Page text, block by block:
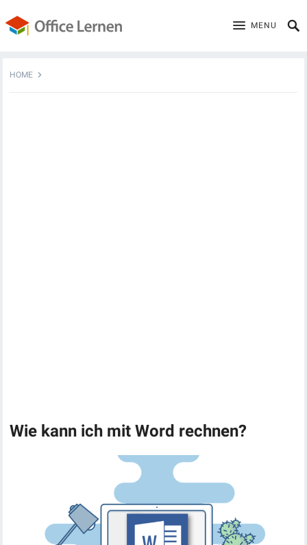
MENU
HOME
Wie kann ich mit Word rechnen?